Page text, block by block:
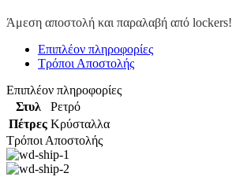
Άμεση αποστολή και παραλαβή από lockers!
Επιπλέον πληροφορίες
Τρόποι Αποστολής
Επιπλέον πληροφορίες
Στυλ
Ρετρό
Πέτρες Κρύσταλλα
Τρόποι Αποστολής